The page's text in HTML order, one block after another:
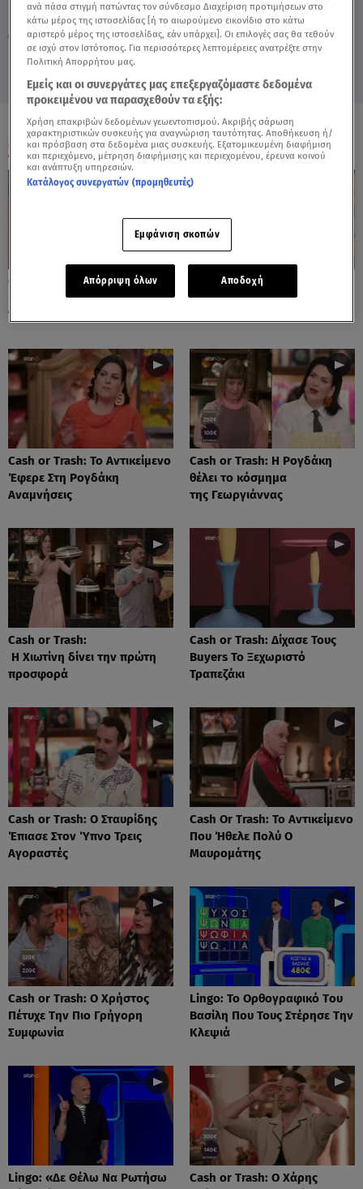
Πέμπτη 6 Αυγούστου 2026
13.05.26, 12:36 MEDIA
ΟΛΑ ΤΑ ΒΙΝΤΕΟ
Cash or Trash: Η Μάρω
Κοντού Δημοπράτησε Πίνακά
Της!
Cash or Trash: Το Αντικείμενο
Που Ενθουσίασε Τη Χιωτίνη
Cash or Trash: Το Αντικείμενο
Έφερε Στη Ρογδάκη
Αναμνήσεις
Cash or Trash: Η Ρογδάκη
θέλει το κόσμημα
της Γεωργιάννας
Cash or Trash:
Η Χιωτίνη δίνει την πρώτη
προσφορά
Cash or Trash: Δίχασε Τους
Buyers Το Ξεχωριστό
Τραπεζάκι
Cash or Trash: Ο Σταυρίδης
Έπιασε Στον Ύπνο Τρεις
Αγοραστές
Cash Or Trash: Το Αντικείμενο
Που Ήθελε Πολύ Ο
Μαυρομάτης
Cash or Trash: Ο Χρήστος
Πέτυχε Την Πιο Γρήγορη
Συμφωνία
Lingo: Το Oρθογραφικό Tου
Βασίλη Που Τους Στέρησε Την
Κλεψιά
Lingo: «Δε Θέλω Να Ρωτήσω
Cash or Trash: Ο Χάρης
ανά πάσα στιγμή πατώντας τον σύνδεσμο Διαχείριση προτιμήσεων στο
κάτω μέρος της ιστοσελίδας [ή το αιωρούμενο εικονίδιο στο κάτω
αριστερό μέρος της ιστοσελίδας, εάν υπάρχει]. Οι επιλογές σας θα τεθούν
σε ισχύ στον Ιστότοπος. Για περισσότερες λεπτομέρειες ανατρέξτε στην
Πολιτική Απορρήτου μας.
Εμείς και οι συνεργάτες μας επεξεργαζόμαστε δεδομένα
προκειμένου να παρασχεθούν τα εξής:
Χρήση επακριβών δεδομένων γεωεντοπισμού. Ακριβής σάρωση
χαρακτηριστικών συσκευής για αναγνώριση ταυτότητας. Αποθήκευση ή/
και πρόσβαση στα δεδομένα μιας συσκευής. Εξατομικευμένη διαφήμιση
και περιεχόμενο, μέτρηση διαφήμισης και περιεχομένου, έρευνα κοινού
και ανάπτυξη υπηρεσιών.
Κατάλογος συνεργατών (προμηθευτές)
Εμφάνιση σκοπών
Απόρριψη όλων Αποδοχή